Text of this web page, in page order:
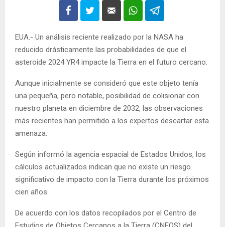
EUA.- Un análisis reciente realizado por la NASA ha
reducido drásticamente las probabilidades de que el
asteroide 2024 YR4 impacte la Tierra en el futuro cercano.
Aunque inicialmente se consideró que este objeto tenía
una pequeña, pero notable, posibilidad de colisionar con
nuestro planeta en diciembre de 2032, las observaciones
más recientes han permitido a los expertos descartar esta
amenaza.
Según informó la agencia espacial de Estados Unidos, los
cálculos actualizados indican que no existe un riesgo
significativo de impacto con la Tierra durante los próximos
cien años.
De acuerdo con los datos recopilados por el Centro de